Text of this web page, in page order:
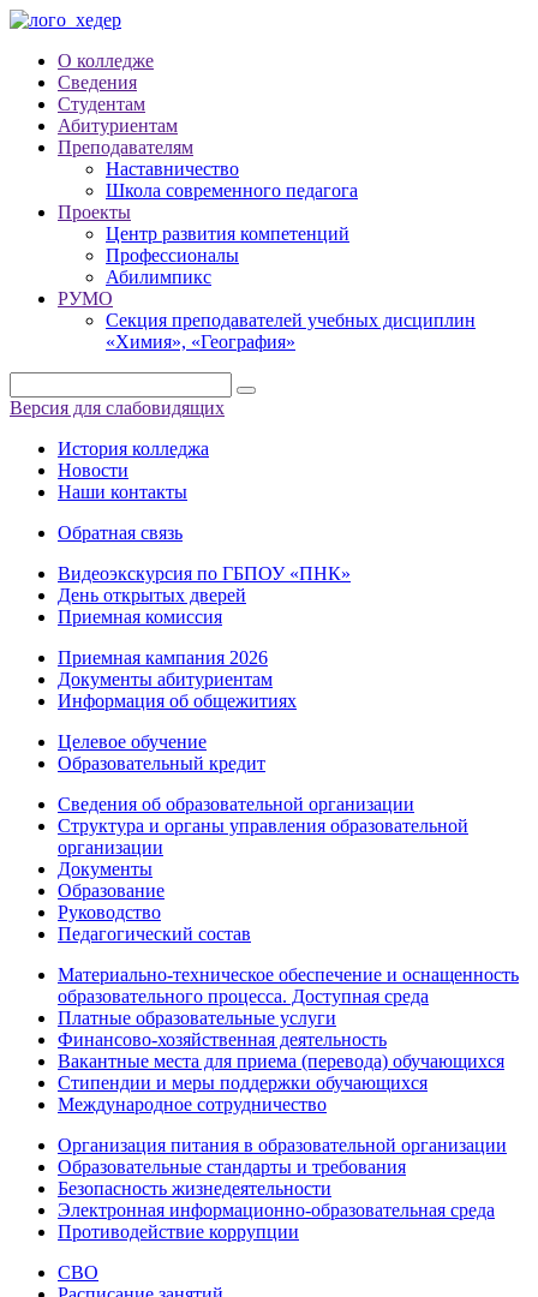
О колледже
Сведения
Студентам
Абитуриентам
Преподавателям
Наставничество
Школа современного педагога
Проекты
Центр развития компетенций
Профессионалы
Абилимпикс
РУМО
Секция преподавателей учебных дисциплин
«Химия», «География»
Версия для слабовидящих
История колледжа
Новости
Наши контакты
Обратная связь
Видеоэкскурсия по ГБПОУ «ПНК»
День открытых дверей
Приемная комиссия
Приемная кампания 2026
Дoкументы абитуриентам
Информация об общежитиях
Целевое обучение
Образовательный кредит
Сведения об образовательной организации
Структура и органы управления образовательной
организации
Документы
Образование
Руководство
Педагогический состав
Материально-техническое обеспечение и оснащенность
образовательного процесса. Доступная среда
Платные образовательные услуги
Финансово-хозяйственная деятельность
Вакантные места для приема (перевода) обучающихся
Стипендии и меры поддержки обучающихся
Международное сотрудничество
Организация питания в образовательной организации
Образовательные стандарты и требования
Безопасность жизнедеятельности
Электронная информационно-образовательная среда
Противодействие коррупции
СВО